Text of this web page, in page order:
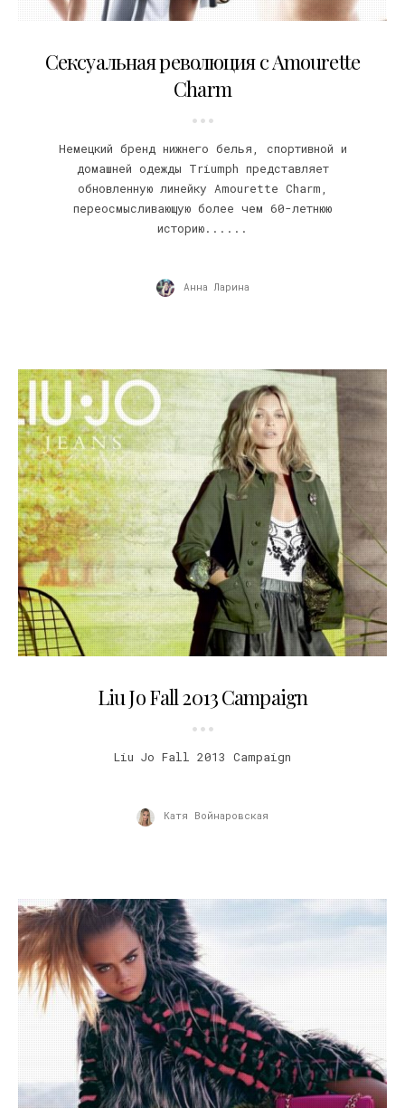
Сексуальная революция с Amourette
Charm
Немецкий бренд нижнего белья, спортивной и
домашней одежды Triumph представляет
обновленную линейку Amourette Charm,
переосмысливающую более чем 60-летнюю
историю......
Анна Ларина
Liu Jo Fall 2013 Campaign
Liu Jo Fall 2013 Campaign
Катя Войнаровская